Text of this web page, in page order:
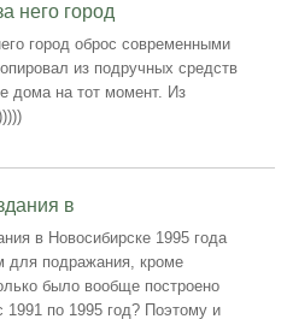
него город
город оброс современными
из подручных средств
дома на тот момент. Из
в
в Новосибирске 1995 года
для подражания, кроме
было вообще построено
1991 по 1995 год? Поэтому и